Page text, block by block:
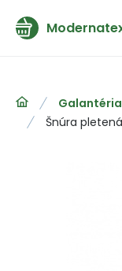
Galantéria
Šnúra